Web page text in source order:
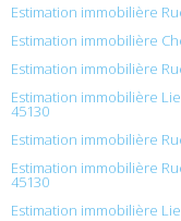
Estimation immobilière
Estimation immobilière
Estimation immobilière
Estimation immobilière
45130
Estimation immobilière
Estimation immobilière
45130
Estimation immobilière